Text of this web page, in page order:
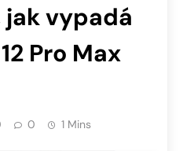
jak vypadá
Pro Max
0 1 Mins